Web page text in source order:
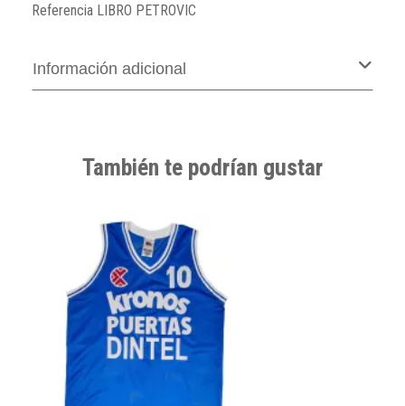
Referencia LIBRO PETROVIC
Información adicional
También te podrían gustar